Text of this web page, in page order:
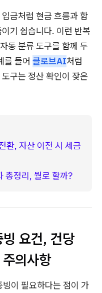
금처럼 현금 흐름과 함
기 쉽습니다. 이런 반복
동 분류 도구를 함께 두
를 들어 클로브AI처럼
구는 정산 확인이 잦은
환, 자산 이전 시 세금
총정리, 뭘로 할까?
요건, 건당
의사항
이 필요하다는 점이 가